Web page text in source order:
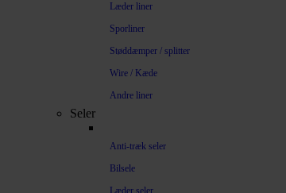
Læder liner
Sporliner
Støddæmper / splitter
Wire / Kæde
Andre liner
Seler
Anti-træk seler
Bilsele
Læder seler